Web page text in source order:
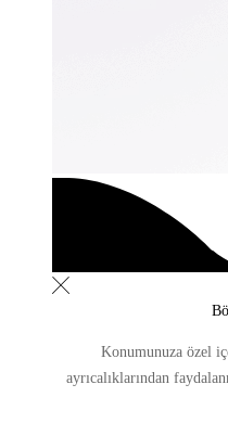
Konumunuza özel
ayrıcalıklarından